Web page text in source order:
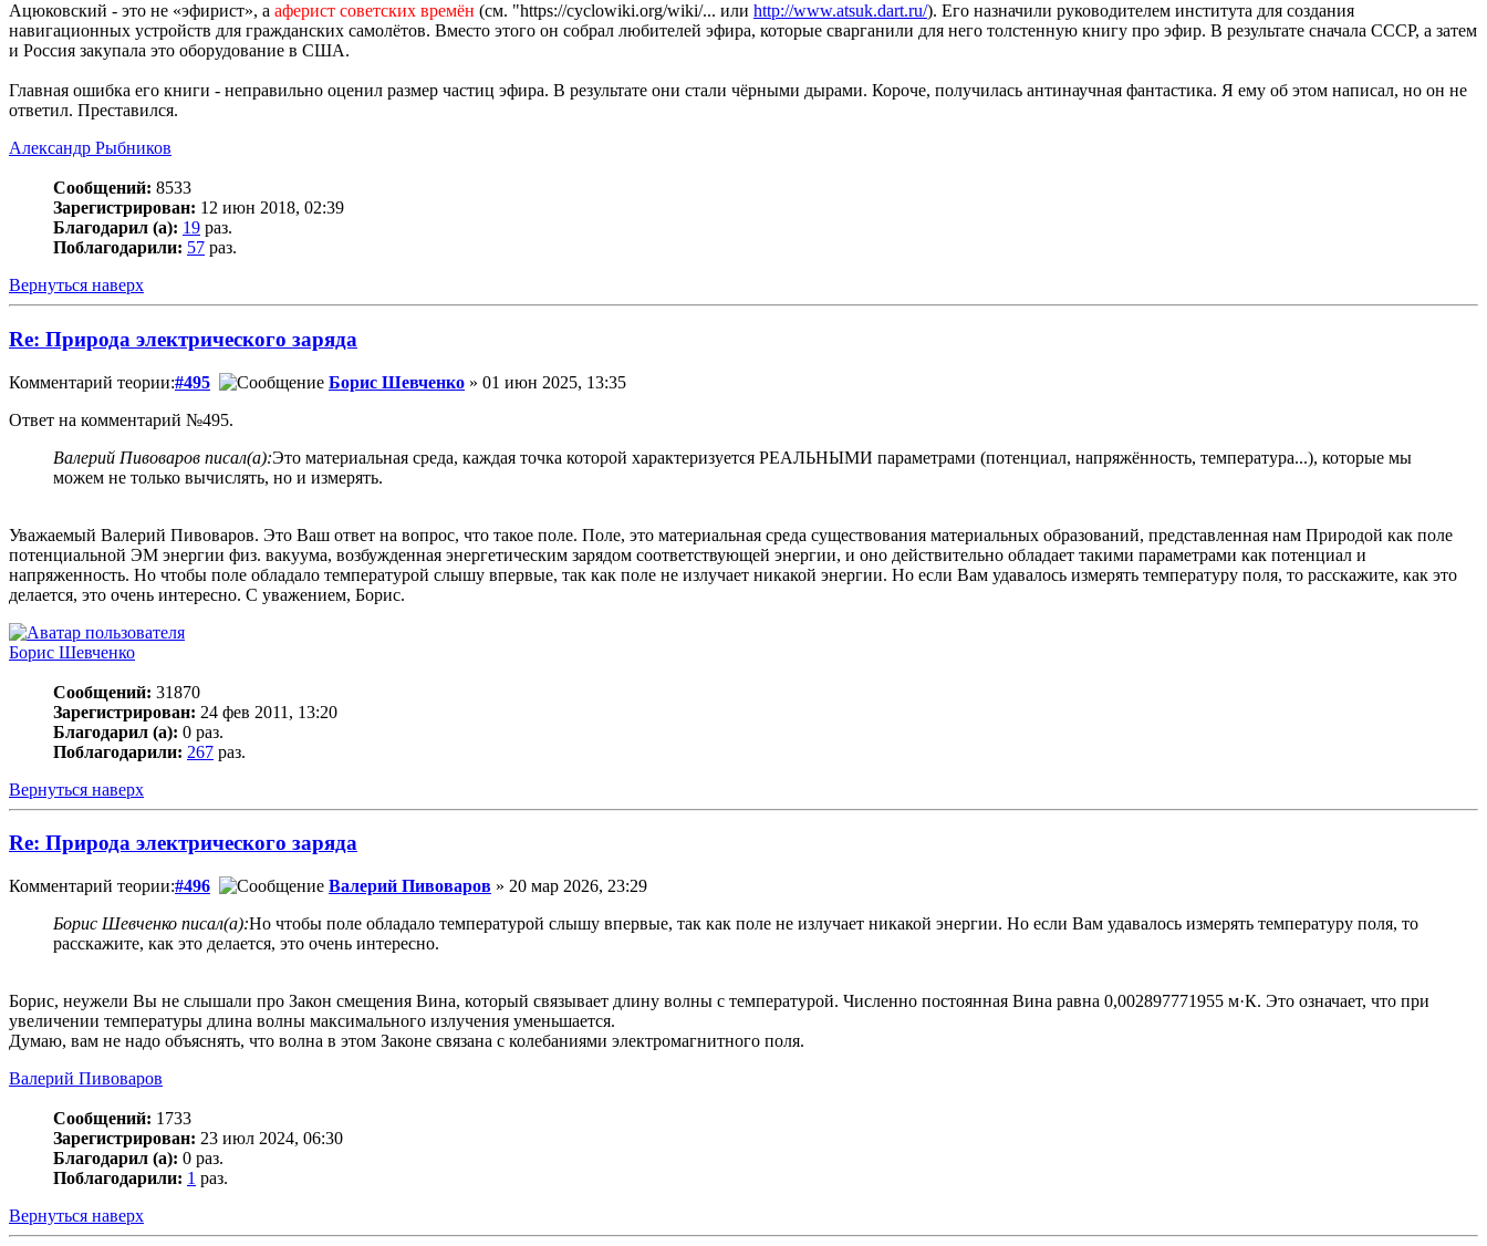
Ацюковский - это не «эфирист», а аферист советских времён (см. "https://cyclowiki.org/wiki/... или http://www.atsuk.dart.ru/). Его назначили руководителем института для создания
навигационных устройств для гражданских самолётов. Вместо этого он собрал любителей эфира, которые сварганили для него толстенную книгу про эфир. В результате сначала СССР, а затем
и Россия закупала это оборудование в США.
Главная ошибка его книги - неправильно оценил размер частиц эфира. В результате они стали чёрными дырами. Короче, получилась антинаучная фантастика. Я ему об этом написал, но он не
ответил. Преставился.
Александр Рыбников
Сообщений: 8533
Зарегистрирован: 12 июн 2018, 02:39
Благодарил (а): 19 раз.
Поблагодарили: 57 раз.
Вернуться наверх
Re: Природа электрического заряда
Комментарий теории:#495 Борис Шевченко » 01 июн 2025, 13:35
Ответ на комментарий №495.
Валерий Пивоваров писал(а):Это материальная среда, каждая точка которой характеризуется РЕАЛЬНЫМИ параметрами (потенциал, напряжённость, температура...), которые мы
можем не только вычислять, но и измерять.
Уважаемый Валерий Пивоваров. Это Ваш ответ на вопрос, что такое поле. Поле, это материальная среда существования материальных образований, представленная нам Природой как поле
потенциальной ЭМ энергии физ. вакуума, возбужденная энергетическим зарядом соответствующей энергии, и оно действительно обладает такими параметрами как потенциал и
напряженность. Но чтобы поле обладало температурой слышу впервые, так как поле не излучает никакой энергии. Но если Вам удавалось измерять температуру поля, то расскажите, как это
делается, это очень интересно. С уважением, Борис.
Борис Шевченко
Сообщений: 31870
Зарегистрирован: 24 фев 2011, 13:20
Благодарил (а): 0 раз.
Поблагодарили: 267 раз.
Вернуться наверх
Re: Природа электрического заряда
Комментарий теории:#496 Валерий Пивоваров » 20 мар 2026, 23:29
Борис Шевченко писал(а):Но чтобы поле обладало температурой слышу впервые, так как поле не излучает никакой энергии. Но если Вам удавалось измерять температуру поля, то
расскажите, как это делается, это очень интересно.
Борис, неужели Вы не слышали про Закон смещения Вина, который связывает длину волны с температурой. Численно постоянная Вина равна 0,002897771955 м·К. Это означает, что при
увеличении температуры длина волны максимального излучения уменьшается.
Думаю, вам не надо объяснять, что волна в этом Законе связана с колебаниями электромагнитного поля.
Валерий Пивоваров
Сообщений: 1733
Зарегистрирован: 23 июл 2024, 06:30
Благодарил (а): 0 раз.
Поблагодарили: 1 раз.
Вернуться наверх